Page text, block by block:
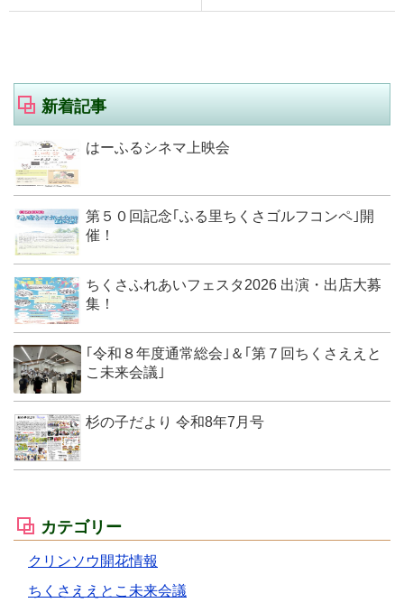
新着記事
はーふるシネマ上映会
第５０回記念｢ふる里ちくさゴルフコンペ｣開
催！
ちくさふれあいフェスタ2026 出演・出店大募
集！
｢令和８年度通常総会｣＆｢第７回ちくさええと
こ未来会議｣
杉の子だより 令和8年7月号
カテゴリー
クリンソウ開花情報
ちくさええとこ未来会議